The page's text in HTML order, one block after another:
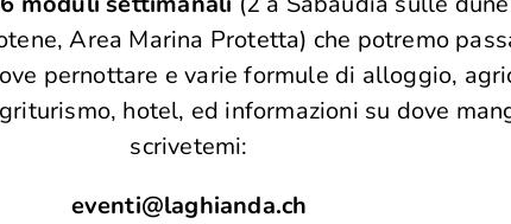
Area Marina Protetta) che potremo
pernottare e varie formule di alloggio,
hotel, ed informazioni su dove
scrivetemi:
eventi@laghianda.ch